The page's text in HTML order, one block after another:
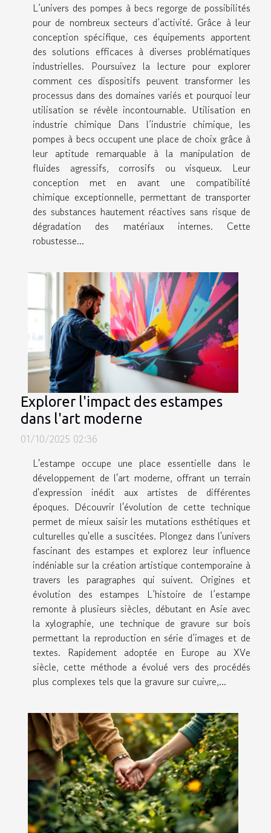
L’univers des pompes à becs regorge de possibilités
pour de nombreux secteurs d’activité. Grâce à leur
conception spécifique, ces équipements apportent
des solutions efficaces à diverses problématiques
industrielles. Poursuivez la lecture pour explorer
comment ces dispositifs peuvent transformer les
processus dans des domaines variés et pourquoi leur
utilisation se révèle incontournable. Utilisation en
industrie chimique Dans l’industrie chimique, les
pompes à becs occupent une place de choix grâce à
leur aptitude remarquable à la manipulation de
fluides agressifs, corrosifs ou visqueux. Leur
conception met en avant une compatibilité
chimique exceptionnelle, permettant de transporter
des substances hautement réactives sans risque de
dégradation des matériaux internes. Cette
robustesse...
Explorer l'impact des estampes
dans l'art moderne
01/10/2025 02:36
L'estampe occupe une place essentielle dans le
développement de l'art moderne, offrant un terrain
d'expression inédit aux artistes de différentes
époques. Découvrir l'évolution de cette technique
permet de mieux saisir les mutations esthétiques et
culturelles qu'elle a suscitées. Plongez dans l'univers
fascinant des estampes et explorez leur influence
indéniable sur la création artistique contemporaine à
travers les paragraphes qui suivent. Origines et
évolution des estampes L’histoire de l’estampe
remonte à plusieurs siècles, débutant en Asie avec
la xylographie, une technique de gravure sur bois
permettant la reproduction en série d’images et de
textes. Rapidement adoptée en Europe au XVe
siècle, cette méthode a évolué vers des procédés
plus complexes tels que la gravure sur cuivre,...